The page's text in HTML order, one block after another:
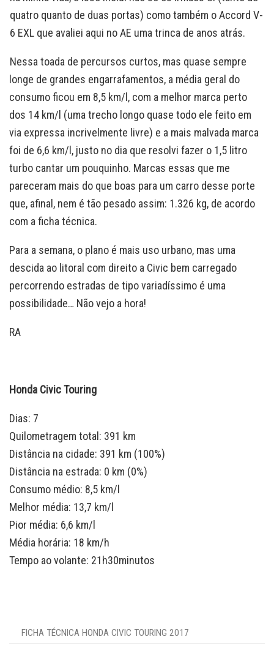
quatro quanto de duas portas) como também o Accord V-
6 EXL que avaliei aqui no AE uma trinca de anos atrás.
Nessa toada de percursos curtos, mas quase sempre
longe de grandes engarrafamentos, a média geral do
consumo ficou em 8,5 km/l, com a melhor marca perto
dos 14 km/l (uma trecho longo quase todo ele feito em
via expressa incrivelmente livre) e a mais malvada marca
foi de 6,6 km/l, justo no dia que resolvi fazer o 1,5 litro
turbo cantar um pouquinho. Marcas essas que me
pareceram mais do que boas para um carro desse porte
que, afinal, nem é tão pesado assim: 1.326 kg, de acordo
com a ficha técnica.
Para a semana, o plano é mais uso urbano, mas uma
descida ao litoral com direito a Civic bem carregado
percorrendo estradas de tipo variadíssimo é uma
possibilidade… Não vejo a hora!
RA
Honda Civic Touring
Dias: 7
Quilometragem total: 391 km
Distância na cidade: 391 km (100%)
Distância na estrada: 0 km (0%)
Consumo médio: 8,5 km/l
Melhor média: 13,7 km/l
Pior média: 6,6 km/l
Média horária: 18 km/h
Tempo ao volante: 21h30minutos
FICHA TÉCNICA HONDA CIVIC TOURING 2017